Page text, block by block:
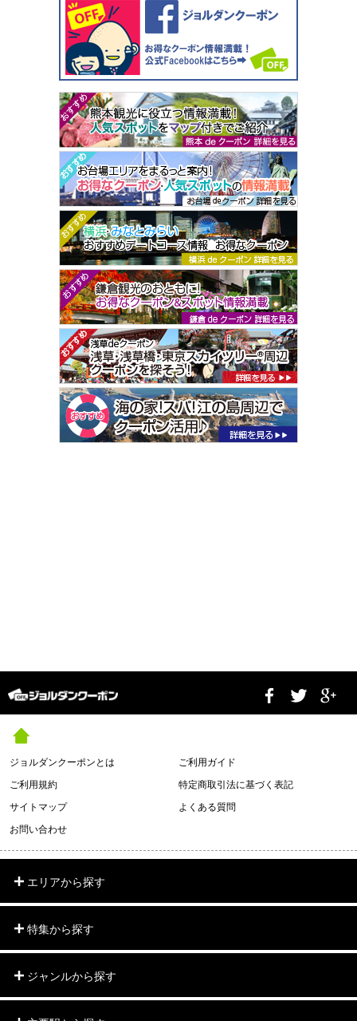
ジョルダンクーポンとは
ご利用ガイド
ご利用規約
特定商取引法に基づく表記
サイトマップ
よくある質問
お問い合わせ
エリアから探す
特集から探す
ジャンルから探す